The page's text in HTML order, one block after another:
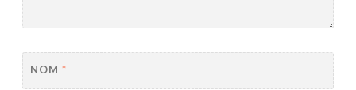
NOM *